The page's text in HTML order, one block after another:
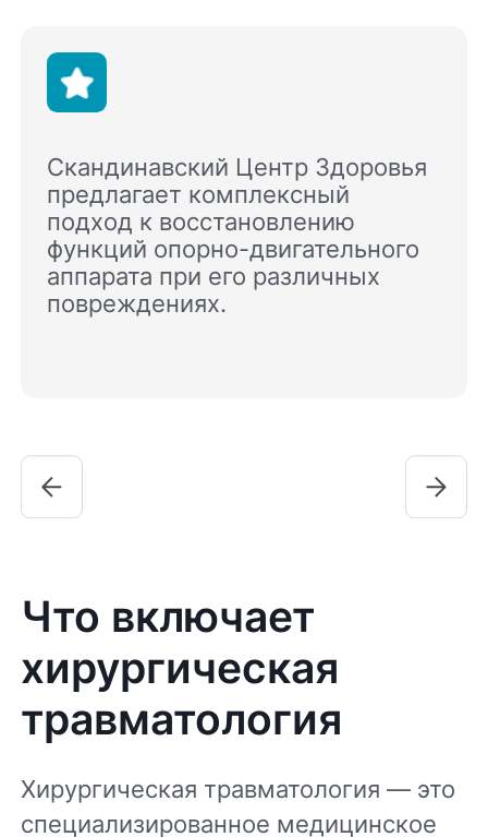
Скандинавский Центр Здоровья
предлагает комплексный
подход к восстановлению
функций опорно-двигательного
аппарата при его различных
повреждениях.
Что включает
хирургическая
травматология
Хирургическая травматология — это
специализированное медицинское